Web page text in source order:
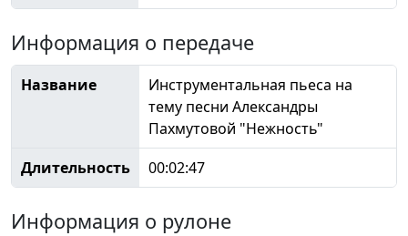
Информация о передаче
Название
Инструментальная пьеса на
тему песни Александры
Пахмутовой "Нежность"
Длительность
00:02:47
Информация о рулоне